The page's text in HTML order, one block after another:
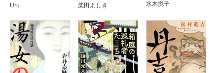
Uru
柴田よしき
水木悦子